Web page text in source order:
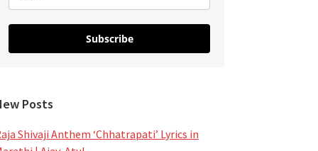
Subscribe
Posts
Shivaji Anthem ‘Chhatrapati’ Lyrics in